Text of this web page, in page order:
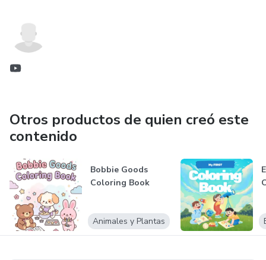
Otros productos de quien creó este
contenido
Bobbie Goods
Coloring Book
Animales y Plantas